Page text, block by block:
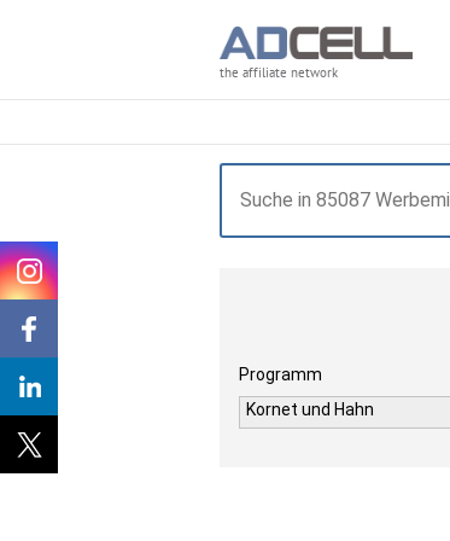
the affiliate network
Programm
Kornet und Hahn